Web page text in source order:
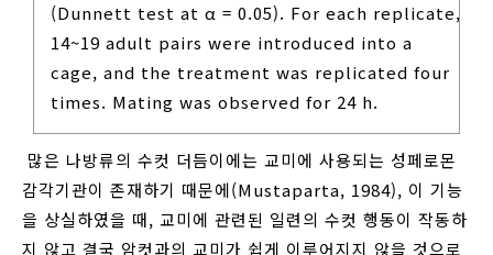
(Dunnett test at α = 0.05). For each replicate,
14~19 adult pairs were introduced into a
cage, and the treatment was replicated four
times. Mating was observed for 24 h.
많은 나방류의 수컷 더듬이에는 교미에 사용되는 성페로몬
감각기관이 존재하기 때문에(Mustaparta, 1984), 이 기능
을 상실하였을 때, 교미에 관련된 일련의 수컷 행동이 작동하
지 않고 결국 암컷과의 교미가 쉽게 이루어지지 않을 것으로